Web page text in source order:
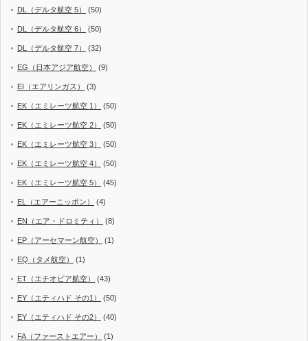
DL（デルタ航空 5） (50)
DL（デルタ航空 6） (50)
DL（デルタ航空 7） (32)
EG（日本アジア航空） (9)
EI（エアリンガス） (3)
EK（エミレーツ航空 1） (50)
EK（エミレーツ航空 2） (50)
EK（エミレーツ航空 3） (50)
EK（エミレーツ航空 4） (50)
EK（エミレーツ航空 5） (45)
EL（エアーニッポン） (4)
EN（エア・ドロミティ） (8)
EP（アーセマーン航空） (1)
EQ（タメ航空） (1)
ET（エチオピア航空） (43)
EY（エティハド その1） (50)
EY（エティハド その2） (40)
FA（ファーストエアー） (1)